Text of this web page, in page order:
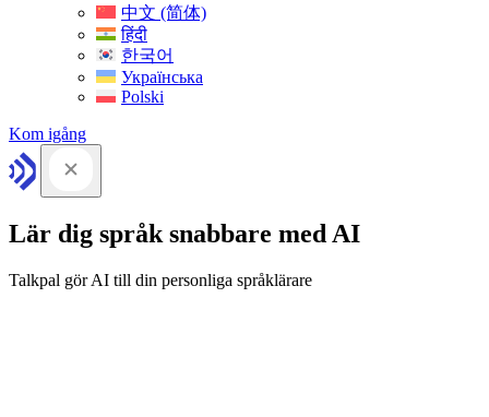
中文 (简体)
हिंदी
한국어
Українська
Polski
Kom igång
Lär dig språk snabbare med AI
Talkpal gör AI till din personliga språklärare